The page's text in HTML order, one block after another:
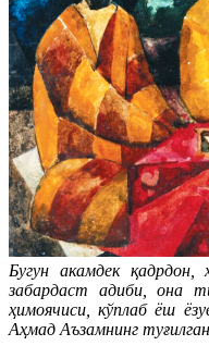
Бугун акамдек
забардаст адиби, она
ҳимоячиси, кўплаб ёш
Аҳмад Аъзамнинг